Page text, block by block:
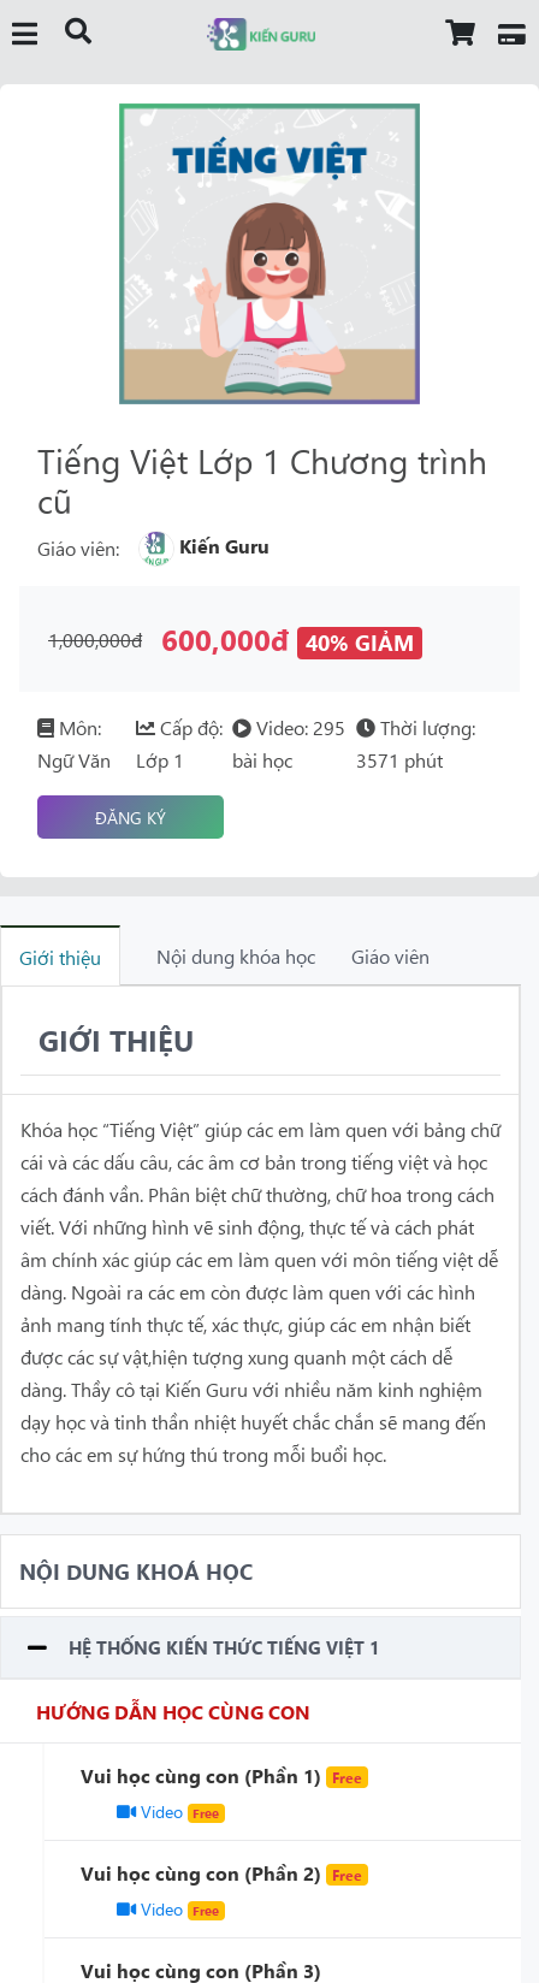
Tiếng Việt Lớp 1 Chương trình
cũ
Giáo viên: Kiến Guru
1,000,000đ 600,000đ 40% GIẢM
Môn:
Ngữ Văn
Cấp độ:
Lớp 1
Video: 295
bài học
Thời lượng:
3571 phút
ĐĂNG KÝ
Giới thiệu Nội dung khóa học Giáo viên
GIỚI THIỆU
Khóa học “Tiếng Việt” giúp các em làm quen với bảng chữ
cái và các dấu câu, các âm cơ bản trong tiếng việt và học
cách đánh vần. Phân biệt chữ thường, chữ hoa trong cách
viết. Với những hình vẽ sinh động, thực tế và cách phát
âm chính xác giúp các em làm quen với môn tiếng việt dễ
dàng. Ngoài ra các em còn được làm quen với các hình
ảnh mang tính thực tế, xác thực, giúp các em nhận biết
được các sự vật,hiện tượng xung quanh một cách dễ
dàng.Thầy cô tại Kiến Guru với nhiều năm kinh nghiệm
dạy học và tinh thần nhiệt huyết chắc chắn sẽ mang đến
cho các em sự hứng thú trong mỗi buổi học.
NỘI DUNG KHOÁ HỌC
HỆ THỐNG KIẾN THỨC TIẾNG VIỆT 1
HƯỚNG DẪN HỌC CÙNG CON
Vui học cùng con (Phần 1) Free
Video Free
Vui học cùng con (Phần 2) Free
Video Free
Vui học cùng con (Phần 3)